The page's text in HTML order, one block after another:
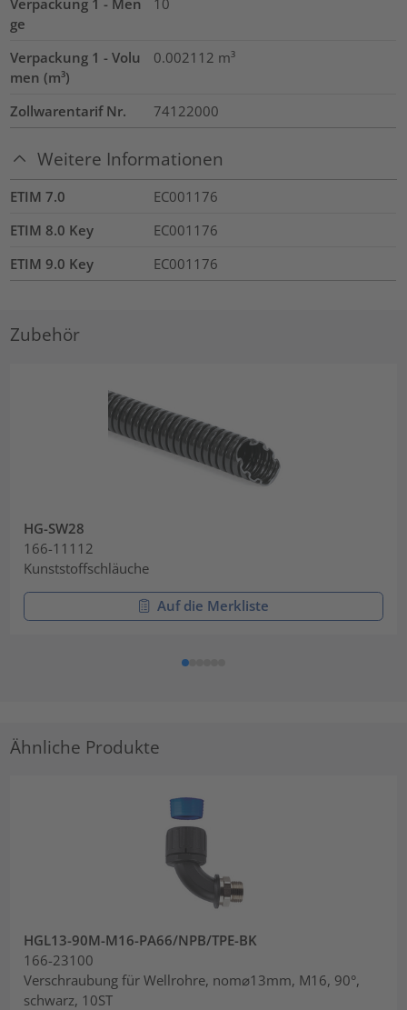
Verpackung 1 - Men
ge
10
Verpackung 1 - Volu
men (m³)
0.002112 m³
Zollwarentarif Nr. 74122000
Weitere Informationen
ETIM 7.0
EC001176
ETIM 8.0 Key
EC001176
ETIM 9.0 Key
EC001176
Zubehör
HG-SW28
166-11112
Kunststoffschläuche
Auf die Merkliste
Ähnliche Produkte
HGL13-90M-M16-PA66/NPB/TPE-BK
166-23100
Verschraubung für Wellrohre, nom⌀13mm, M16, 90°,
schwarz, 10ST